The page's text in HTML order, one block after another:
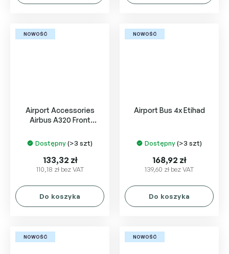
NOWOŚĆ
Airport Accessories
Airbus A320 Front
Dostępny(>3 szt)
110,18 zł bez VAT
133,32 zł
Do koszyka
NOWOŚĆ
Airport Bus 4x Etihad
Dostępny(>3 szt)
139,60 zł bez VAT
168,92 zł
Do koszyka
NOWOŚĆ NOWOŚĆ